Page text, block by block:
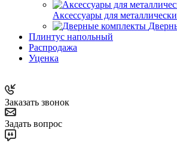
Аксессуары для
Плинтус напольный
Распродажа
Уценка
Заказать звонок
Задать вопрос